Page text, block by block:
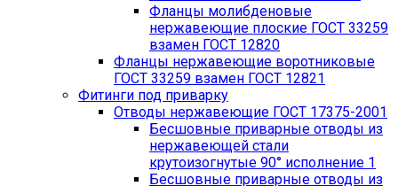
Фланцы молибденовые
нержавеющие плоские ГОСТ 33259
взамен ГОСТ 12820
Фланцы нержавеющие воротниковые
ГОСТ 33259 взамен ГОСТ 12821
Фитинги под приварку
Отводы нержавеющие ГОСТ 17375-2001
Бесшовные приварные отводы из
нержавеющей стали
крутоизогнутые 90° исполнение 1
Бесшовные приварные отводы из